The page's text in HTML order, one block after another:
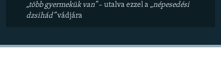
„több gyermekük van”– utalva ezzel a ​​​​​​​„népesedési
dzsihád”vádjára​​​​​​​